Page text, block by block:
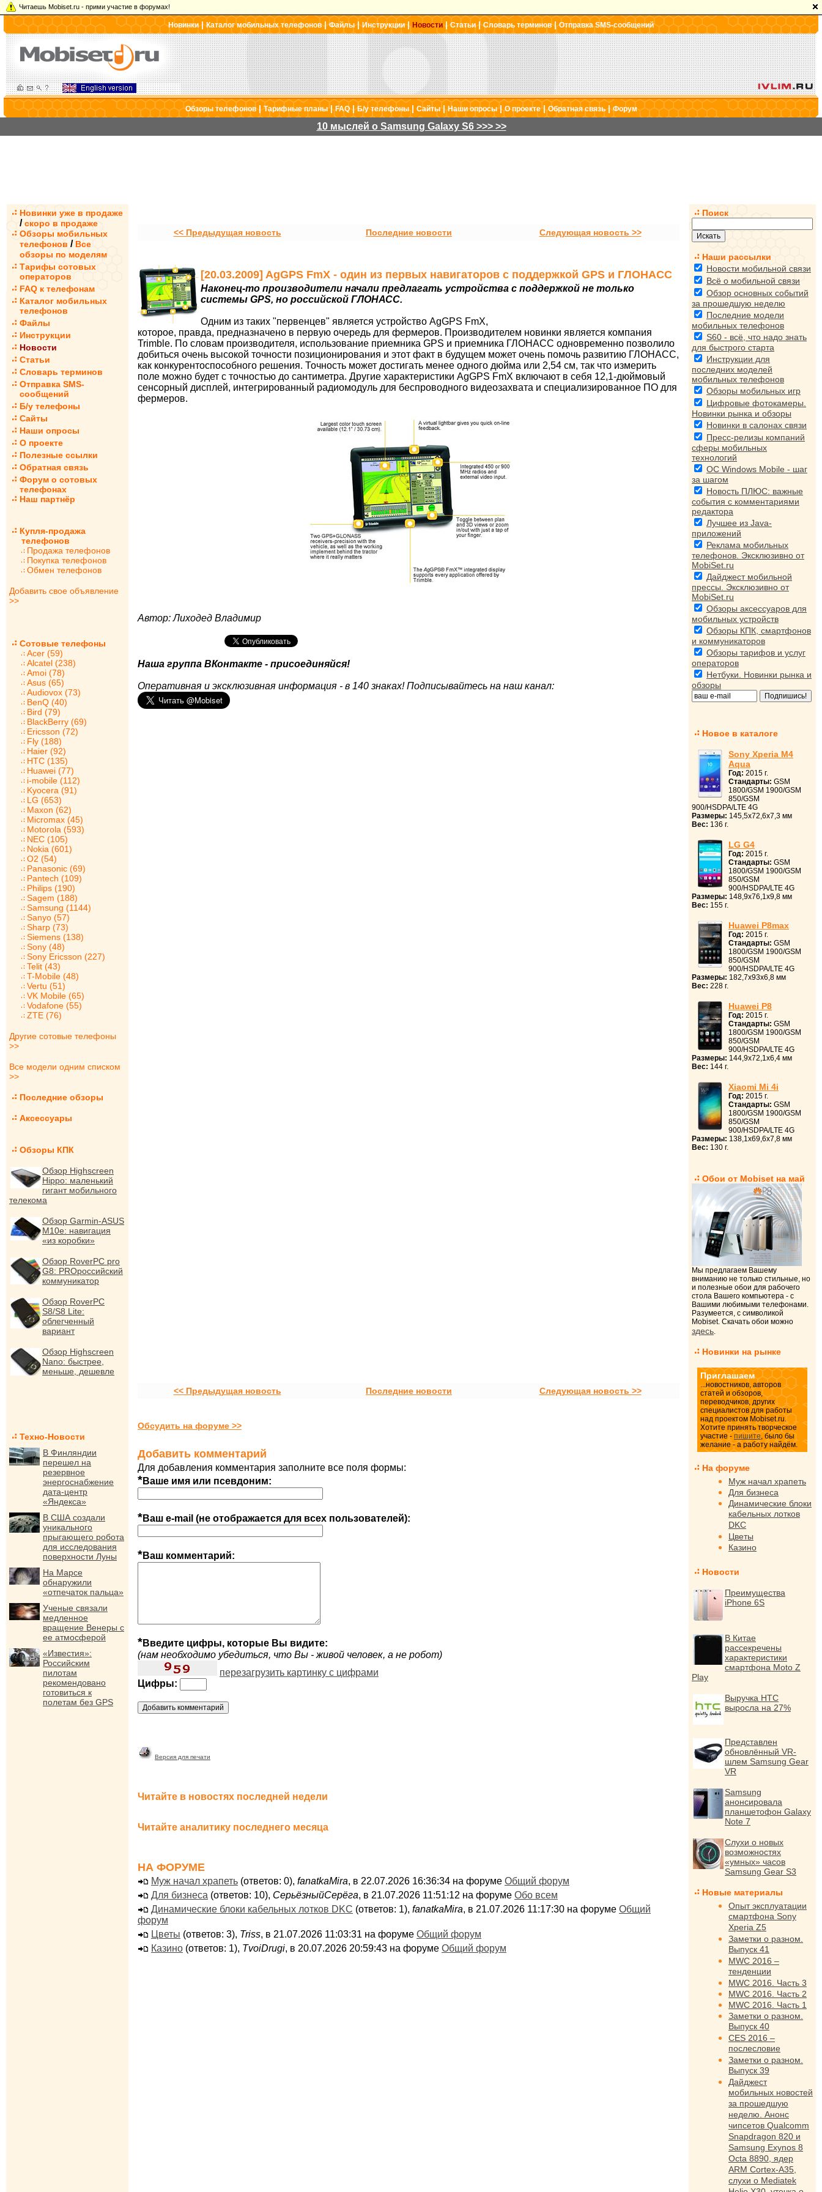
Читаешь Mobiset.ru - прими участие в форумах!
Новинки|Каталог мобильных телефонов|Файлы|Инструкции| Новости|Статьи|Словарь терминов|Отправка SMS-сообщений
Обзоры телефонов|Тарифные планы|FAQ|Б/у телефоны| Сайты|Наши опросы|О проекте|Обратная связь|Форум
10 мыслей о Samsung Galaxy S6 >>> >>
Новинки уже в продаже
/ скоро в продаже
Обзоры мобильных
телефонов / Все
обзоры по моделям
Тарифы сотовых
операторов
FAQ к телефонам
Каталог мобильных
телефонов
Файлы
Инструкции
Новости
Статьи
Словарь терминов
Отправка SMS-
сообщений
Б/у телефоны
Сайты
Наши опросы
О проекте
Полезные ссылки
Обратная связь
Форум о сотовых
телефонах
Наш партнёр
Купля-продажа
телефонов
Продажа телефонов
Покупка телефонов
Обмен телефонов
Добавить свое объявление
>>
Сотовые телефоны
Acer (59)
Alcatel (238)
Amoi (78)
Asus (65)
Audiovox (73)
BenQ (40)
Bird (79)
BlackBerry (69)
Ericsson (72)
Fly (188)
Haier (92)
HTC (135)
Huawei (77)
i-mobile (112)
Kyocera (91)
LG (653)
Maxon (62)
Micromax (45)
Motorola (593)
NEC (105)
Nokia (601)
O2 (54)
Panasonic (69)
Pantech (109)
Philips (190)
Sagem (188)
Samsung (1144)
Sanyo (57)
Sharp (73)
Siemens (138)
Sony (48)
Sony Ericsson (227)
Telit (43)
T-Mobile (48)
Vertu (51)
VK Mobile (65)
Vodafone (55)
ZTE (76)
Другие сотовые телефоны
>>
Все модели одним списком
>>
Последние обзоры
Аксессуары
Обзоры КПК
Обзор Highscreen
Hippo: маленький
гигант мобильного
телекома
Обзор Garmin-ASUS
M10e: навигация
«из коробки»
Обзор RoverPC pro
G8: PROроссийский
коммуникатор
Обзор RoverPC
S8/S8 Lite:
облегченный
вариант
Обзор Highscreen
Nano: быстрее,
меньше, дешевле
Техно-Новости
В Финляндии
перешел на
резервное
энергоснабжение
дата-центр
«Яндекса»
В США создали
уникального
прыгающего робота
для исследования
поверхности Луны
На Марсе
обнаружили
«отпечаток пальца»
Ученые связали
медленное
вращение Венеры с
ее атмосферой
«Известия»:
Российским
пилотам
рекомендовано
готовиться к
полетам без GPS
<< Предыдущая новость Последние новости Следующая новость >>
[20.03.2009] AgGPS FmX - один из первых навигаторов с поддержкой GPS и ГЛОНАСС
Наконец-то производители начали предлагать устройства с поддержкой не только
системы GPS, но российской ГЛОНАСС.
Одним из таких "первенцев" является устройство AgGPS FmX,
которое, правда, предназначено в первую очередь для фермеров. Производителем новинки является компания
Trimble. По словам производителя, использование приемника GPS и приемника ГЛОНАСС одновременно позволило
добиться очень высокой точности позиционирования и этот факт в будущем может очень помочь развитию ГЛОНАСС,
как конкурентоспособного решения. Точность может достигать менее одного дюйма или 2,54 см, так что измерить
поле можно будет с точностью до сантиметра. Другие характеристики AgGPS FmX включают в себя 12,1-дюймовый
сенсорный дисплей, интегрированный радиомодуль для беспроводного видеозахвата и специализированное ПО для
фермеров.
Автор: Лиходед Владимир
Наша группа ВКонтакте - присоединяйся!
Оперативная и эксклюзивная информация - в 140 знаках! Подписывайтесь на наш канал:
<< Предыдущая новость Последние новости Следующая новость >>
Обсудить на форуме >>
Добавить комментарий
Для добавления комментария заполните все поля формы:
*Ваше имя или псевдоним:
*Ваш e-mail (не отображается для всех пользователей):
*Ваш комментарий:
*Введите цифры, которые Вы видите:
(нам необходимо убедиться, что Вы - живой человек, а не робот)
перезагрузить картинку с цифрами
Цифры:
Версия для печати
Читайте в новостях последней недели
Читайте аналитику последнего месяца
НА ФОРУМЕ
Муж начал храпеть (ответов: 0), fanatkaMira, в 22.07.2026 16:36:34 на форуме Общий форум
Для бизнеса (ответов: 10), СерьёзныйСерёга, в 21.07.2026 11:51:12 на форуме Обо всем
Динамические блоки кабельных лотков DKC (ответов: 1), fanatkaMira, в 21.07.2026 11:17:30 на форуме Общий
форум
Цветы (ответов: 3), Triss, в 21.07.2026 11:03:31 на форуме Общий форум
Казино (ответов: 1), TvoiDrugi, в 20.07.2026 20:59:43 на форуме Общий форум
Поиск
Наши рассылки
Новости мобильной связи
Всё о мобильной связи
Обзор основных событий
за прошедшую неделю
Последние модели
мобильных телефонов
S60 - всё, что надо знать
для быстрого старта
Инструкции для
последних моделей
мобильных телефонов
Обзоры мобильных игр
Цифровые фотокамеры.
Новинки рынка и обзоры
Новинки в салонах связи
Пресс-релизы компаний
сферы мобильных
технологий
ОС Windows Mobile - шаг
за шагом
Новость ПЛЮС: важные
события с комментариями
редактора
Лучшее из Java-
приложений
Реклама мобильных
телефонов. Эксклюзивно от
MobiSet.ru
Дайджест мобильной
прессы. Эксклюзивно от
MobiSet.ru
Обзоры аксессуаров для
мобильных устройств
Обзоры КПК, смартфонов
и коммуникаторов
Обзоры тарифов и услуг
операторов
Нетбуки. Новинки рынка и
обзоры
Новое в каталоге
Sony Xperia M4
Aqua
Год: 2015 г.
Стандарты: GSM
1800/GSM 1900/GSM
850/GSM
900/HSDPA/LTE 4G
Размеры: 145,5x72,6x7,3 мм
Вес: 136 г.
LG G4
Год: 2015 г.
Стандарты: GSM
1800/GSM 1900/GSM
850/GSM
900/HSDPA/LTE 4G
Размеры: 148,9x76,1x9,8 мм
Вес: 155 г.
Huawei P8max
Год: 2015 г.
Стандарты: GSM
1800/GSM 1900/GSM
850/GSM
900/HSDPA/LTE 4G
Размеры: 182,7x93x6,8 мм
Вес: 228 г.
Huawei P8
Год: 2015 г.
Стандарты: GSM
1800/GSM 1900/GSM
850/GSM
900/HSDPA/LTE 4G
Размеры: 144,9x72,1x6,4 мм
Вес: 144 г.
Xiaomi Mi 4i
Год: 2015 г.
Стандарты: GSM
1800/GSM 1900/GSM
850/GSM
900/HSDPA/LTE 4G
Размеры: 138,1x69,6x7,8 мм
Вес: 130 г.
Обои от Mobiset на май
Мы предлагаем Вашему
вниманию не только стильные, но
и полезные обои для рабочего
стола Вашего компьютера - с
Вашими любимыми телефонами.
Разумеется, с символикой
Mobiset. Скачать обои можно
здесь.
Новинки на рынке
Приглашаем
...новостников, авторов
статей и обзоров,
переводчиков, других
специалистов для работы
над проектом Mobiset.ru.
Хотите принять творческое
участие - пишите, было бы
желание - а работу найдём.
На форуме
Муж начал храпеть
Для бизнеса
Динамические блоки
кабельных лотков
DKC
Цветы
Казино
Новости
Преимущества
iPhone 6S
В Китае
рассекречены
характеристики
смартфона Moto Z
Play
Выручка HTC
выросла на 27%
Представлен
обновлённый VR-
шлем Samsung Gear
VR
Samsung
анонсировала
планшетофон Galaxy
Note 7
Слухи о новых
возможностях
«умных» часов
Samsung Gear S3
Новые материалы
Опыт эксплуатации
смартфона Sony
Xperia Z5
Заметки о разном.
Выпуск 41
MWC 2016 –
тенденции
MWC 2016. Часть 3
MWC 2016. Часть 2
MWC 2016. Часть 1
Заметки о разном.
Выпуск 40
CES 2016 –
послесловие
Заметки о разном.
Выпуск 39
Дайджест
мобильных новостей
за прошедшую
неделю. Анонс
чипсетов Qualcomm
Snapdragon 820 и
Samsung Exynos 8
Octa 8890, ядер
ARM Cortex-A35,
слухи о Mediatek